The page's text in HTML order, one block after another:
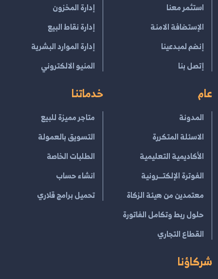
استثمر معنا
الإستضافة الامنة
إنضم لمبدعينا
إتصل بنا
إدارة المخزون
إدارة نقاط البيع
إدارة الموارد البشرية
المنيو الالكتروني
عام
المدونة
الاسئلة المتكررة
الأكاديمية التعليمية
الفوترة الإلكتــرونية
معتمدين من هيئة الزكاة
حلول ربط وتكامل الفاتورة
القطاع التجاري
خدماتنا
متاجر مميزة للبيع
التسويق بالعمولة
الطلبات الخاصة
انشاء حساب
تحميل برامج قلاري
شركاؤنا